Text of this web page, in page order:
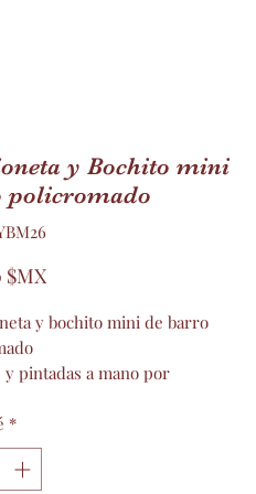
y Bochito mini
policromado
$MXPrix
y bochito mini de barro
y pintadas a mano por
de tradición
la riqueza cultural mexicana
para decorar tu hogar
*